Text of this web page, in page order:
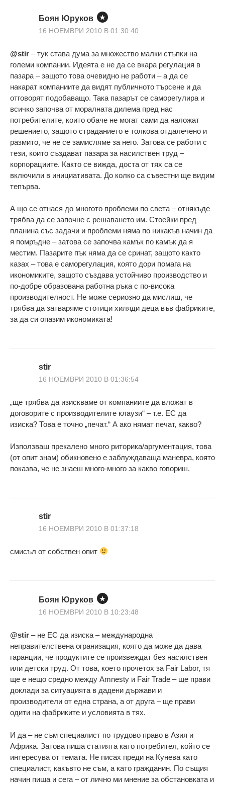
Боян Юруков
16 НОЕМВРИ 2010 В 01:30:40
@stir – тук става дума за множество малки стъпки на
големи компании. Идеята е не да се вкара регулация в
пазара – защото това очевидно не работи – а да се
накарат компаниите да видят публичното търсене и да
отговорят подобаващо. Така пазарът се саморегулира и
всичко започва от моралната дилема пред нас
потребителите, които обаче не могат сами да наложат
решението, защото страданието е толкова отдалечено и
размито, че не се замисляме за него. Затова се работи с
тези, които създават пазара за насилствен труд –
корпорациите. Както се вижда, доста от тях са се
включили в инициативата. До колко са съвестни ще видим
тепърва.
А що се отнася до многото проблеми по света – отнякъде
трябва да се започне с решаването им. Стоейки пред
планина със задачи и проблеми няма по никакъв начин да
я помръдне – затова се започва камък по камък да я
местим. Пазарите пък няма да се сринат, защото както
казах – това е саморегулация, която дори помага на
икономиките, защото създава устойчиво производство и
по-добре образована работна ръка с по-висока
производителност. Не може сериозно да мислиш, че
трябва да затваряме стотици хиляди деца във фабриките,
за да си опазим икономиката!
stir
16 НОЕМВРИ 2010 В 01:36:54
„ще трябва да изискваме от компаниите да вложат в
договорите с производителите клаузи“ – т.е. ЕС да
изиска? Това е точно „печат.“ А ако нямат печат, какво?
Използваш прекалено много риторика/аргументация, това
(от опит знам) обикновено е заблуждаваща маневра, която
показва, че не знаеш много-много за какво говориш.
stir
16 НОЕМВРИ 2010 В 01:37:18
смисъл от собствен опит
Боян Юруков
16 НОЕМВРИ 2010 В 10:23:48
@stir – не ЕС да изиска – международна
неправителствена огранизация, която да може да дава
гаранции, че продуктите се произвеждат без насилствен
или детски труд. От това, което прочетох за Fair Labor, тя
ще е нещо средно между Amnesty и Fair Trade – ще прави
доклади за ситуацията в дадени държави и
производители от една страна, а от друга – ще прави
одити на фабриките и условията в тях.
И да – не съм специалист по трудово право в Азия и
Африка. Затова пиша статията като потребител, който се
интересува от темата. Не писах преди на Кунева като
специалист, какъвто не съм, а като гражданин. По същия
начин пиша и сега – от лично ми мнение за обстановката и